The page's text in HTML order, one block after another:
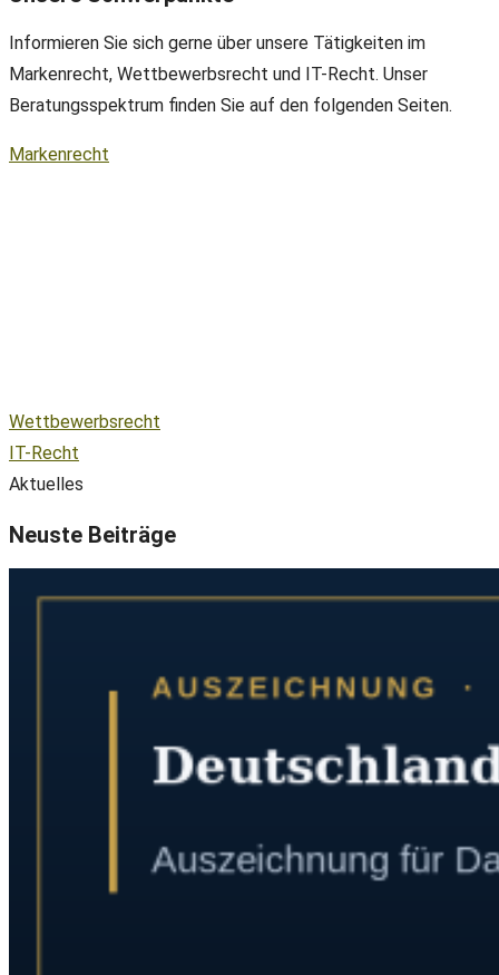
Informieren Sie sich gerne über unsere Tätigkeiten im
Markenrecht, Wettbewerbsrecht und IT-Recht. Unser
Beratungsspektrum finden Sie auf den folgenden Seiten.
Markenrecht
Wettbewerbsrecht
IT-Recht
Aktuelles
Neuste Beiträge